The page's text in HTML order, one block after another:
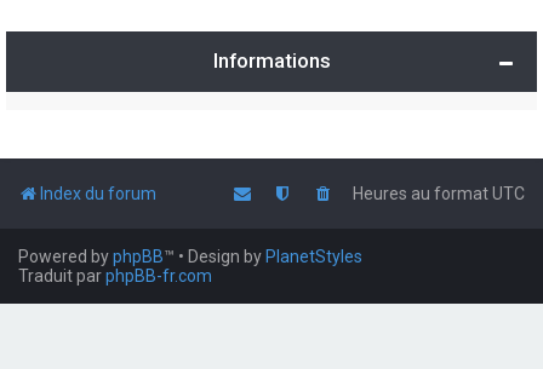
Informations
Index du forum Heures au formatUTC
Powered byphpBB™ • Design by PlanetStyles
Traduit parphpBB-fr.com